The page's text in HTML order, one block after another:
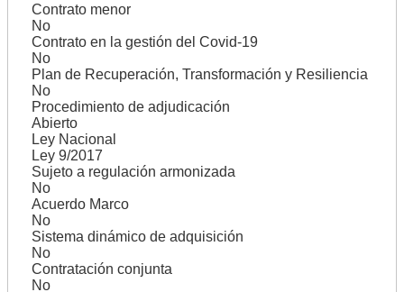
Contrato menor
No
Contrato en la gestión del Covid-19
No
Plan de Recuperación, Transformación y Resiliencia
No
Procedimiento de adjudicación
Abierto
Ley Nacional
Ley 9/2017
Sujeto a regulación armonizada
No
Acuerdo Marco
No
Sistema dinámico de adquisición
No
Contratación conjunta
No